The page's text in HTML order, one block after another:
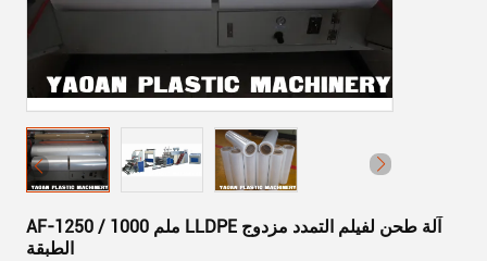
AF-1250 / 1000 ملم LLDPE آلة طحن لفيلم التمدد مزدوج
الطبقة